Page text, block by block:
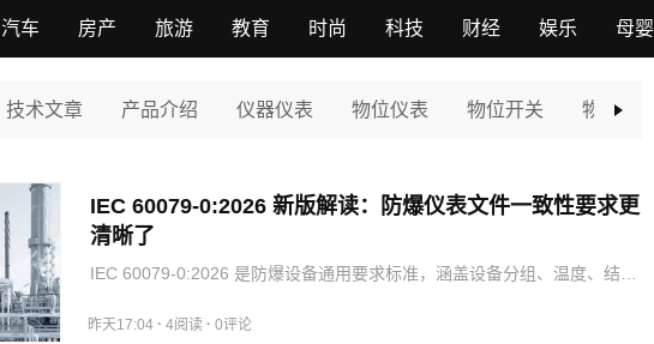
汽车 房产 旅游 教育 时尚 科技 财经 娱乐 母婴
技术文章 产品介绍 仪器仪表 物位仪表 物位开关 物位计
IEC 60079-0:2026 新版解读：防爆仪表文件一致性要求更
清晰了
IEC 60079-0:2026 是防爆设备通用要求标准，涵盖设备分组、温度、结构
昨天17:04 · 4阅读 · 0评论